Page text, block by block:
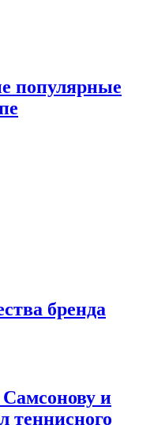
популярные
бренда
и
теннисного